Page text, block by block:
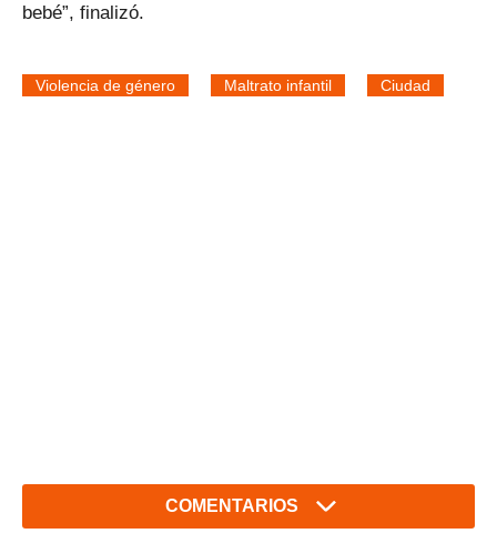
bebé”, finalizó.
Violencia de género Maltrato infantil Ciudad
COMENTARIOS